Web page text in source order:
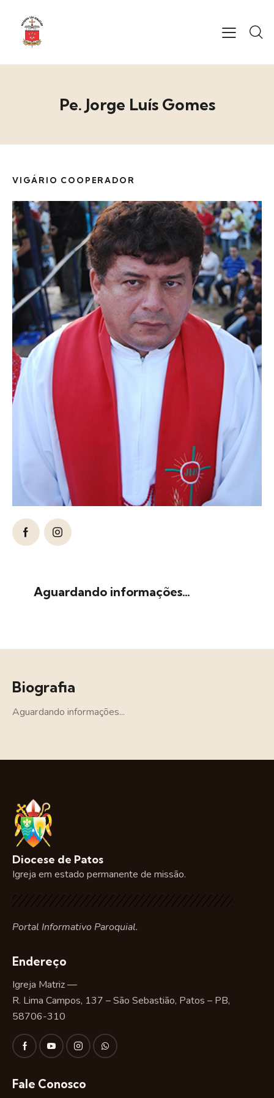
Pe. Jorge Luís Gomes
VIGÁRIO COOPERADOR
Aguardando informações…
Biografia
Aguardando informações...
Diocese de Patos
Igreja em estado permanente de missão.
Portal Informativo Paroquial.
Endereço
Igreja Matriz —
R. Lima Campos, 137 – São Sebastião, Patos – PB,
58706-310
Fale Conosco